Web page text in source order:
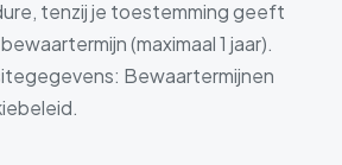
tenzij je toestemming geeft
(maximaal 1 jaar).
Bewaartermijnen